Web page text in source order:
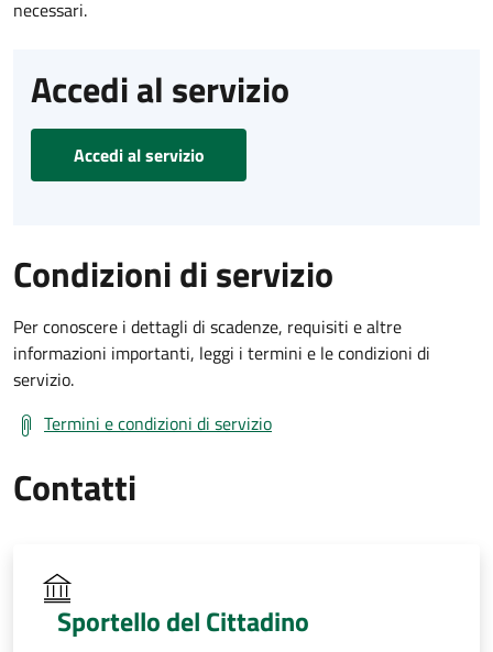
necessari.
Accedi al servizio
Accedi al servizio
Condizioni di servizio
Per conoscere i dettagli di scadenze, requisiti e altre
informazioni importanti, leggi i termini e le condizioni di
servizio.
Termini e condizioni di servizio
Contatti
Sportello del Cittadino